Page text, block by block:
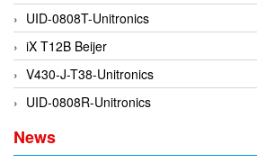
ENERSYS
Enolgas
Envada
Environmental Compliance Products
UID-0808T-Unitronics
iX T12B Beijer
V430-J-T38-Unitronics
UID-0808R-Unitronics
News